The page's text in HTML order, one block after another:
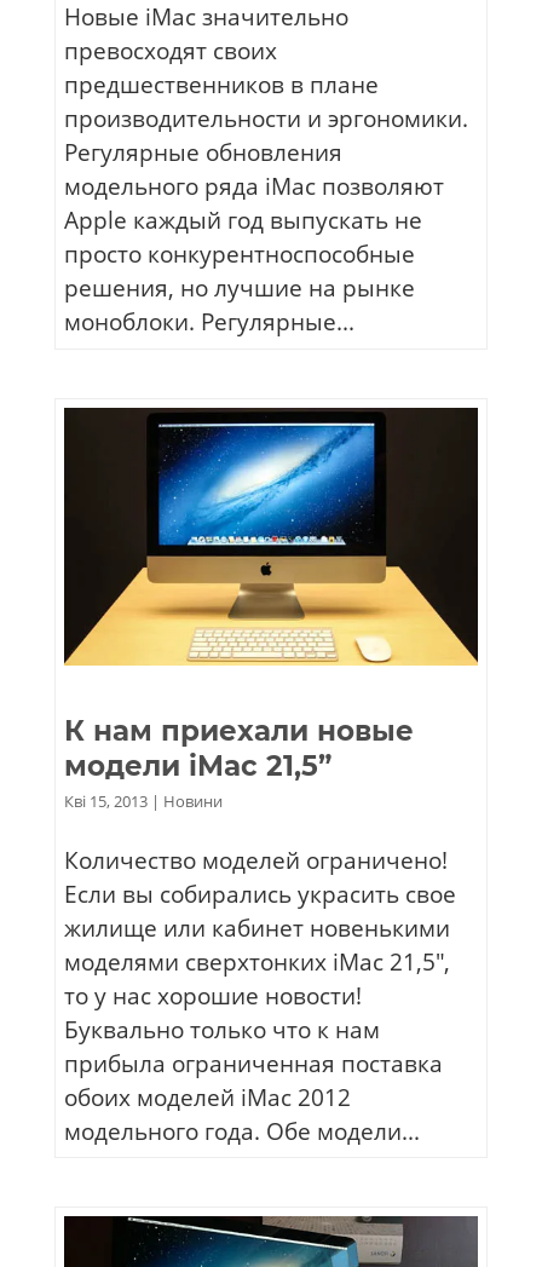
Новые iMac значительно
превосходят своих
предшественников в плане
производительности и эргономики.
Регулярные обновления
модельного ряда iMac позволяют
Apple каждый год выпускать не
просто конкурентноспособные
решения, но лучшие на рынке
моноблоки. Регулярные...
К нам приехали новые
модели iMac 21,5”
Кві 15, 2013| Новини
Количество моделей ограничено!
Если вы собирались украсить свое
жилище или кабинет новенькими
моделями сверхтонких iMac 21,5″,
то у нас хорошие новости!
Буквально только что к нам
прибыла ограниченная поставка
обоих моделей iMac 2012
модельного года. Обе модели...